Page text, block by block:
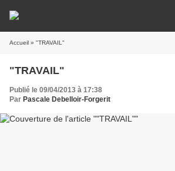
Accueil » "TRAVAIL"
"TRAVAIL"
Publié le 09/04/2013 à 17:38
Par Pascale Debelloir-Forgerit